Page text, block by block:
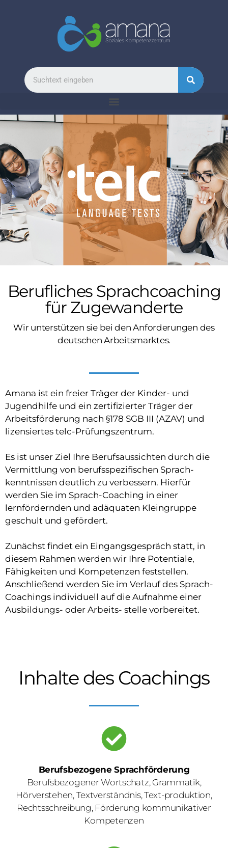
Berufliches Sprachcoaching
für Zugewanderte
Wir unterstützen sie bei den Anforderungen des
deutschen Arbeitsmarktes.
Amana ist ein freier Träger der Kinder- und
Jugendhilfe und ein zertifizierter Träger der
Arbeitsförderung nach §178 SGB III (AZAV) und
lizensiertes telc-Prüfungszentrum.
Es ist unser Ziel Ihre Berufsaussichten durch die
Vermittlung von berufsspezifischen Sprach-
kenntnissen deutlich zu verbessern. Hierfür
werden Sie im Sprach-Coaching in einer
lernfördernden und adäquaten Kleingruppe
geschult und gefördert.
Zunächst findet ein Eingangsgespräch statt, in
diesem Rahmen werden wir Ihre Potentiale,
Fähigkeiten und Kompetenzen feststellen.
Anschließend werden Sie im Verlauf des Sprach-
Coachings individuell auf die Aufnahme einer
Ausbildungs- oder Arbeits- stelle vorbereitet.
Inhalte des Coachings
Berufsbezogene Sprachförderung
Berufsbezogener Wortschatz, Grammatik,
Hörverstehen, Textverständnis, Text-produktion,
Rechtsschreibung, Förderung kommunikativer
Kompetenzen